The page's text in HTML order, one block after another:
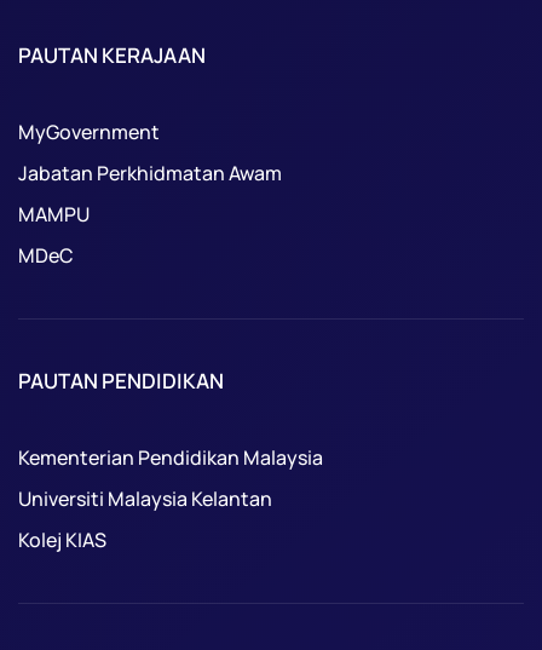
PAUTAN KERAJAAN
MyGovernment
Jabatan Perkhidmatan Awam
MAMPU
MDeC
PAUTAN PENDIDIKAN
Kementerian Pendidikan Malaysia
Universiti Malaysia Kelantan
Kolej KIAS